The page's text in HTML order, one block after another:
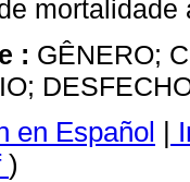
mortalidade
: GÊNERO;
en Español
)